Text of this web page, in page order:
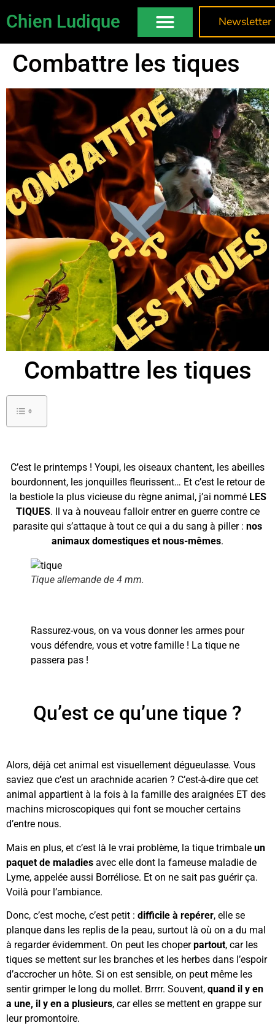
Chien Ludique Newsletter
Combattre les tiques
Combattre les tiques
C’est le printemps ! Youpi, les oiseaux chantent, les abeilles
bourdonnent, les jonquilles fleurissent… Et c’est le retour de
la bestiole la plus vicieuse du règne animal, j’ai nommé LES
TIQUES. Il va à nouveau falloir entrer en guerre contre ce
parasite qui s’attaque à tout ce qui a du sang à piller : nos
animaux domestiques et nous-mêmes.
Tique allemande de 4 mm.
Rassurez-vous, on va vous donner les armes pour
vous défendre, vous et votre famille ! La tique ne
passera pas !
Qu’est ce qu’une tique ?
Alors, déjà cet animal est visuellement dégueulasse. Vous
saviez que c’est un arachnide acarien ? C’est-à-dire que cet
animal appartient à la fois à la famille des araignées ET des
machins microscopiques qui font se moucher certains
d’entre nous.
Mais en plus, et c’est là le vrai problème, la tique trimbale un
paquet de maladies avec elle dont la fameuse maladie de
Lyme, appelée aussi Borréliose. Et on ne sait pas guérir ça.
Voilà pour l’ambiance.
Donc, c’est moche, c’est petit : difficile à repérer, elle se
planque dans les replis de la peau, surtout là où on a du mal
à regarder évidemment. On peut les choperpartout, car les
tiques se mettent sur les branches et les herbes dans l’espoir
d’accrocher un hôte. Si on est sensible, on peut même les
sentir grimper le long du mollet. Brrrr. Souvent, quand il y en
a une, il y en a plusieurs, car elles se mettent en grappe sur
leur promontoire.